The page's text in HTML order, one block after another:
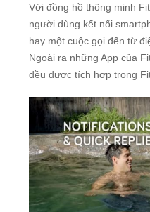
Với đồng hồ thông minh
người dùng kết nối
hay một cuộc gọi đến từ
Ngoài ra những App của
đều được tích hợp trong